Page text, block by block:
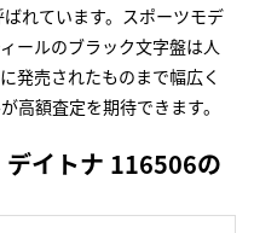
れています。スポーツモデ
ールのブラック文字盤は人
発売されたものまで幅広く
高額査定を期待できます。
デイトナ 116506の